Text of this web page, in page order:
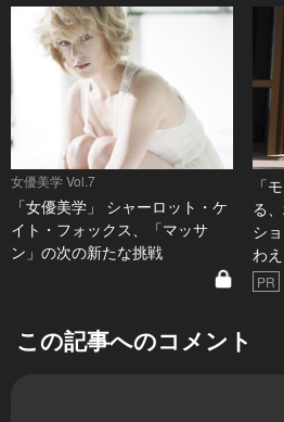
女優美学 Vol.7
「女優美学」 シャーロット・ケ
イト・フォックス、「マッサ
ン」の次の新たな挑戦
「
る
シ
わ
PR
この記事へのコメント